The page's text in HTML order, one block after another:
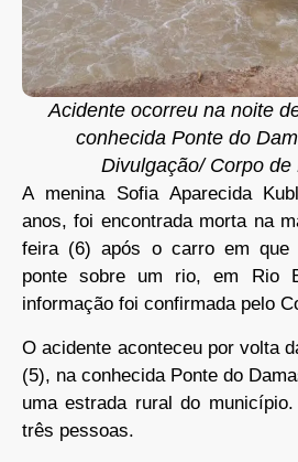
Acidente ocorreu na noite
conhecida Ponte do
Divulgação/ Corpo de
A menina Sofia Aparecida
anos, foi encontrada morta na
feira (6) após o carro em que
ponte sobre um rio, em Rio
informação foi confirmada pelo
O acidente aconteceu por volta
(5), na conhecida Ponte do
uma estrada rural do
três pessoas.